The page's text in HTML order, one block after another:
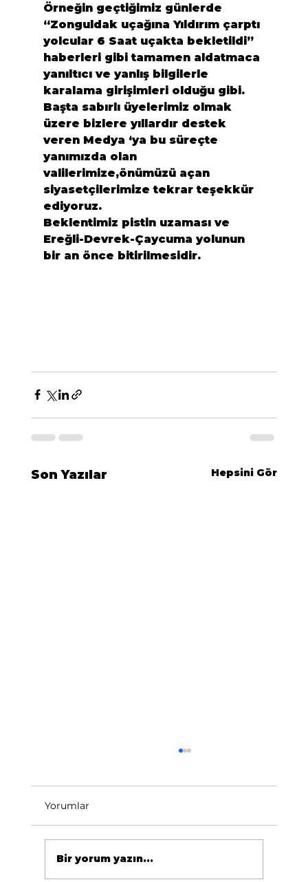
Örneğin geçtiğimiz günlerde
“Zonguldak uçağına Yıldırım çarptı
yolcular 6 Saat uçakta bekletildi”
haberleri gibi tamamen aldatmaca
yanıltıcı ve yanlış bilgilerle
karalama girişimleri olduğu gibi.
Başta sabırlı üyelerimiz olmak
üzere bizlere yıllardır destek
veren Medya ‘ya bu süreçte
yanımızda olan
valilerimize,önümüzü açan
siyasetçilerimize tekrar teşekkür
ediyoruz.
Beklentimiz pistin uzaması ve
Ereğli-Devrek-Çaycuma yolunun
bir an önce bitirilmesidir.
Son Yazılar Hepsini Gör
Yorumlar
Bir yorum yazın...